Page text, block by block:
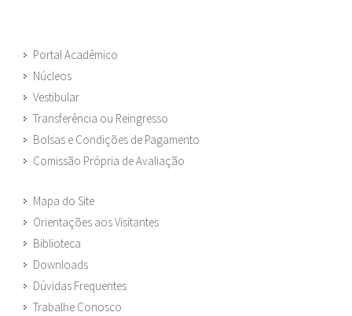
Portal Acadêmico
Núcleos
Vestibular
Transferência ou Reingresso
Bolsas e Condições de Pagamento
Comissão Própria de Avaliação
Mapa do Site
Orientações aos Visitantes
Biblioteca
Downloads
Dúvidas Frequentes
Trabalhe Conosco